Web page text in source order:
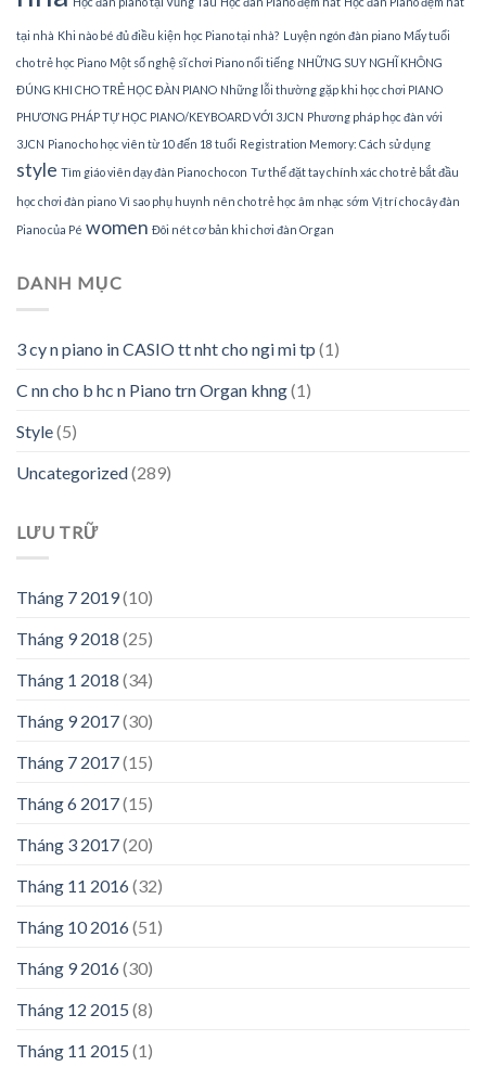
tại nhà Khi nào bé đủ điều kiện học Piano tại nhà? Luyện ngón đàn piano Mấy tuổi
cho trẻ học Piano Một số nghệ sĩ chơi Piano nổi tiếng NHỮNG SUY NGHĨ KHÔNG
ĐÚNG KHI CHO TRẺ HỌC ĐÀN PIANO Những lỗi thường gặp khi học chơi PIANO
PHƯƠNG PHÁP TỰ HỌC PIANO/KEYBOARD VỚI 3JCN Phương pháp học đàn với
3JCN Piano cho học viên từ 10 đến 18 tuổi Registration Memory: Cách sử dụng
style Tìm giáo viên dạy đàn Piano cho con Tư thế đặt tay chính xác cho trẻ bắt đầu
học chơi đàn piano Vì sao phụ huynh nên cho trẻ học âm nhạc sớm Vị trí cho cây đàn
Piano của Pé women Đôi nét cơ bản khi chơi đàn Organ
DANH MỤC
3 cy n piano in CASIO tt nht cho ngi mi tp (1)
C nn cho b hc n Piano trn Organ khng(1)
Style(5)
Uncategorized(289)
LƯU TRỮ
Tháng 7 2019(10)
Tháng 9 2018 (25)
Tháng 1 2018 (34)
Tháng 9 2017(30)
Tháng 7 2017(15)
Tháng 6 2017(15)
Tháng 3 2017(20)
Tháng 11 2016(32)
Tháng 10 2016(51)
Tháng 9 2016(30)
Tháng 12 2015 (8)
Tháng 11 2015 (1)